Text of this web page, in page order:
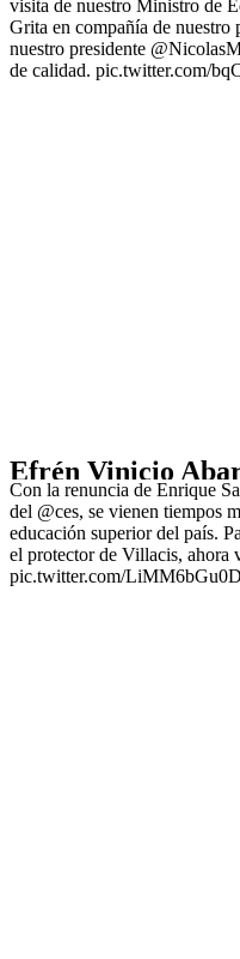
visita de nuestro Ministro de
Grita en compañía de
nuestro presidente
de calidad. pic.twitter.com/
Efrén Vinicio
Con la renuncia de Enrique
del @ces, se vienen tiempos
educación superior del país.
el protector de Villacis, ahora
pic.twitter.com/LiMM6bGu0D